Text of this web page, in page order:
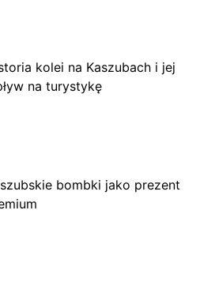
kolei na Kaszubach i jej
na turystykę
bombki jako prezent